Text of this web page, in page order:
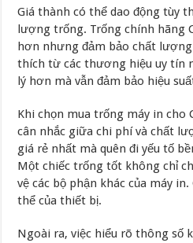
Giá thành có thể dao động tùy
lượng trống. Trống chính hãng
hơn nhưng đảm bảo chất
thích từ các thương hiệu uy tín
lý hơn mà vẫn đảm bảo hiệu
Khi chọn mua trống máy in cho
cân nhắc giữa chi phí và chất
giá rẻ nhất mà quên đi yếu tố
Một chiếc trống tốt không chỉ
vệ các bộ phận khác của máy
thể của thiết bị.
Ngoài ra, việc hiểu rõ thông số